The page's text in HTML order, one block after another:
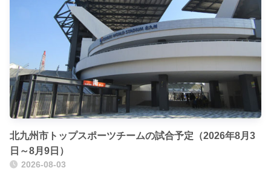
北九州市トップスポーツチームの試合予定（2026年8月3
日～8月9日）
2026-08-03